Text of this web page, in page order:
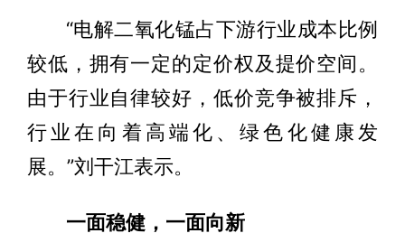
“电解二氧化锰占下游行业成本比例
较低，拥有一定的定价权及提价空间。
由于行业自律较好，低价竞争被排斥，
行业在向着高端化、绿色化健康发
展。”刘干江表示。
一面稳健，一面向新